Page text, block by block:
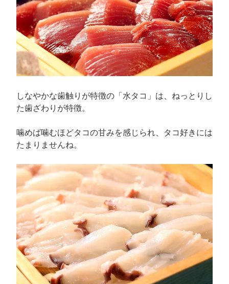
しなやかな歯触りが特徴の「水タコ」は、ねっとりし
た歯ざわりが特徴。
噛めば噛むほどタコの甘みを感じられ、タコ好きには
たまりませんね。